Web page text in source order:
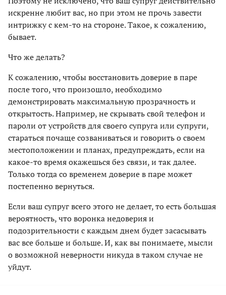
искренне любит вас, но при этом не прочь завести
интрижку с кем-то на стороне. Такое, к сожалению,
бывает.
Что же делать?
К сожалению, чтобы восстановить доверие в паре
после того, что произошло, необходимо
демонстрировать максимальную прозрачность и
открытость. Например, не скрывать свой телефон и
пароли от устройств для своего супруга или супруги,
стараться почаще созваниваться и говорить о своем
местоположении и планах, предупреждать, если на
какое-то время окажешься без связи, и так далее.
Только тогда со временем доверие в паре может
постепенно вернуться.
Если ваш супруг всего этого не делает, то есть большая
вероятность, что воронка недоверия и
подозрительности с каждым днем будет засасывать
вас все больше и больше. И, как вы понимаете, мысли
о возможной неверности никуда в таком случае не
уйдут.